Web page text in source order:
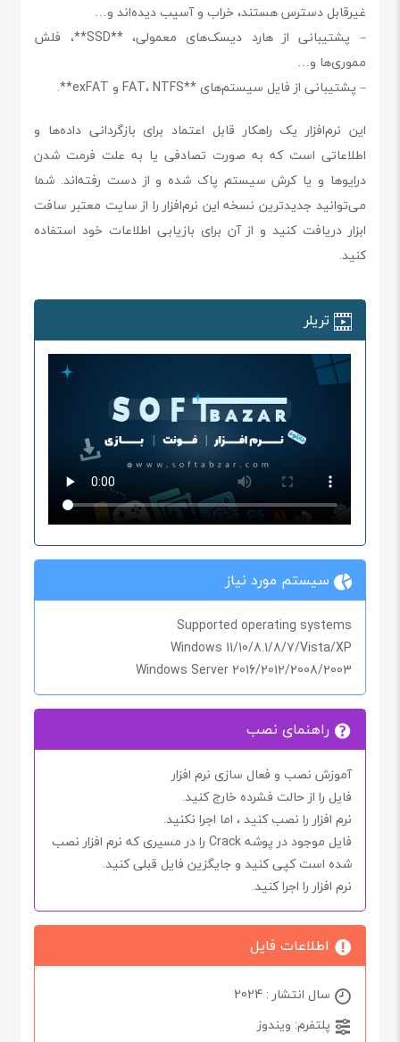
غیرقابل دسترس هستند، خراب و آسیب دیده‌اند و…
– پشتیبانی از هارد دیسک‌های معمولی، **SSD**، فلش
مموری‌ها و…
– پشتیبانی از فایل سیستم‌های **FAT، NTFS و exFAT**.
این نرم‌افزار یک راهکار قابل اعتماد برای بازگردانی داده‌ها و
اطلاعاتی است که به صورت تصادفی یا به علت فرمت شدن
درایوها و یا کرش سیستم پاک شده و از دست رفته‌اند. شما
می‌توانید جدیدترین نسخه این نرم‌افزار را از سایت معتبر سافت
ابزار دریافت کنید و از آن برای بازیابی اطلاعات خود استفاده
کنید.
تریلر
سیستم مورد نیاز
Supported operating systems
Windows 11/10/8.1/8/7/Vista/XP
Windows Server 2016/2012/2008/2003
راهنمای نصب
آموزش نصب و فعال سازی نرم افزار
فایل را از حالت فشرده خارج کنید.
نرم افزار را نصب کنید ، اما اجرا نکنید.
فایل موجود در پوشهCrack را در مسیری که نرم افزار نصب
شده است کپی کنید و جایگزین فایل قبلی کنید.
نرم افزار را اجرا کنید.
اطلاعات فایل
سال انتشار : 2024
پلتفرم: ویندوز